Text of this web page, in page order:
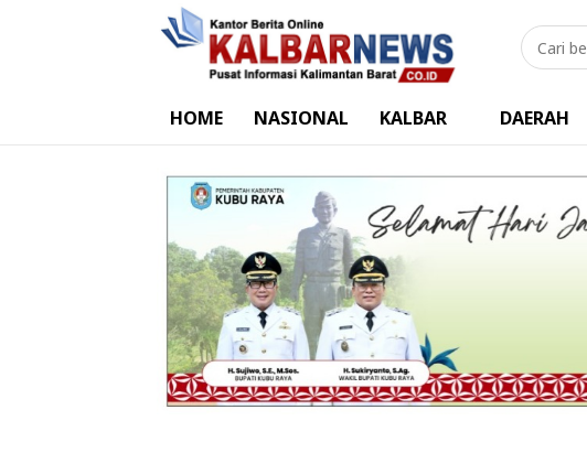
HOME NASIONAL KALBAR DAERAH